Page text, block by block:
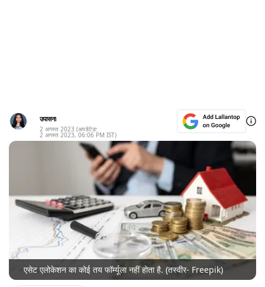
उपासना
2 अगस्त 2023 (अपडेटेड:
2 अगस्त 2023, 06:06 PM IST)
एसेट एलोकेशन का कोई तय फॉर्म्यूला नहीं होता है. (तस्वीर- Freepik)